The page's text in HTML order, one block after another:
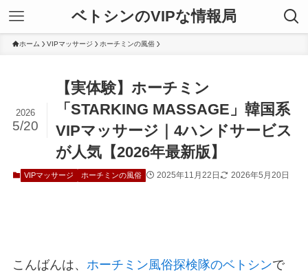
ベトシンのVIPな情報局
ホーム VIPマッサージ ホーチミンの風俗
【実体験】ホーチミン
「STARKING MASSAGE」韓国系
VIPマッサージ｜4ハンドサービス
が人気【2026年最新版】
2026
5/20
VIPマッサージ ホーチミンの風俗 2025年11月22日 2026年5月20日
こんばんは、 ホーチミン風俗探検隊のベトシンで